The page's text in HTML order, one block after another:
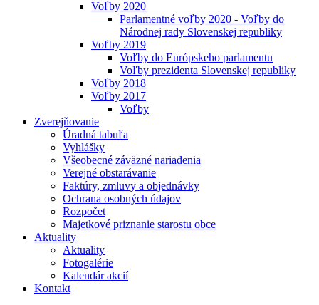
Voľby 2020
Parlamentné voľby 2020 - Voľby do
Národnej rady Slovenskej republiky
Voľby 2019
Voľby do Európskeho parlamentu
Voľby prezidenta Slovenskej republiky
Voľby 2018
Voľby 2017
Voľby
Zverejňovanie
Úradná tabuľa
Vyhlášky
Všeobecné záväzné nariadenia
Verejné obstarávanie
Faktúry, zmluvy a objednávky
Ochrana osobných údajov
Rozpočet
Majetkové priznanie starostu obce
Aktuality
Aktuality
Fotogalérie
Kalendár akcií
Kontakt